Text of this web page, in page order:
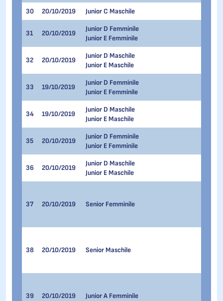
30 20/10/2019 Junior C Maschile
31 20/10/2019
Junior D Femminile
Junior E Femminile
32 20/10/2019
Junior D Maschile
Junior E Maschile
33 19/10/2019
Junior D Femminile
Junior E Femminile
34 19/10/2019
Junior D Maschile
Junior E Maschile
35 20/10/2019
Junior D Femminile
Junior E Femminile
36 20/10/2019
Junior D Maschile
Junior E Maschile
37 20/10/2019 Senior Femminile
38 20/10/2019 Senior Maschile
39 20/10/2019 Junior A Femminile